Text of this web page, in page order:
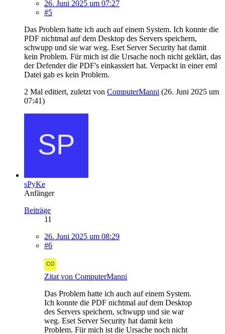
26. Juni 2025 um 07:27
#5
Das Problem hatte ich auch auf einem System. Ich konnte die
PDF nichtmal auf dem Desktop des Servers speichern,
schwupp und sie war weg. Eset Server Security hat damit
kein Problem. Für mich ist die Ursache noch nicht geklärt, das
der Defender die PDF's einkassiert hat. Verpackt in einer eml
Datei gab es kein Problem.
2 Mal editiert, zuletzt von ComputerManni (26. Juni 2025 um
07:41)
sPyKe
Anfänger
Beiträge
11
26. Juni 2025 um 08:29
#6
Zitat von ComputerManni
Das Problem hatte ich auch auf einem System.
Ich konnte die PDF nichtmal auf dem Desktop
des Servers speichern, schwupp und sie war
weg. Eset Server Security hat damit kein
Problem. Für mich ist die Ursache noch nicht